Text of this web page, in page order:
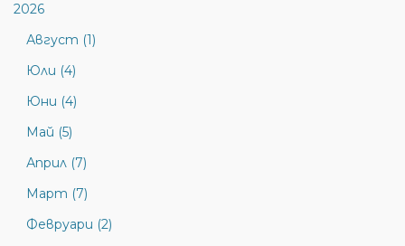
2026
Август (1)
Юли (4)
Юни (4)
Май (5)
Април (7)
Март (7)
Февруари (2)